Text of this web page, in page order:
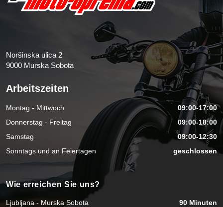
Noršinska ulica 2
9000 Murska Sobota
Arbeitszeiten
Montag - Mittwoch
09:00-17:00
Donnerstag - Freitag
09:00-18:00
Samstag
09:00-12:30
Sonntags und an Feiertagen
geschlossen
Wie erreichen Sie uns?
Ljubljana - Murska Sobota
90 Minuten